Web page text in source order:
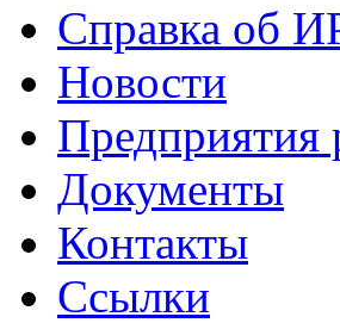
Справка об
Новости
Предприятия
Документы
Контакты
Ссылки